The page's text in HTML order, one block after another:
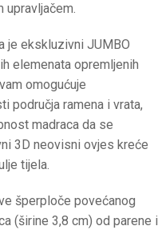
upravljačem.
je ekskluzivni JUMBO
elemenata opremljenih
omogućuje
područja ramena i vrata,
madraca da se
3D neovisni ovjes kreće
tijela.
šperploče povećanog
(širine 3,8 cm) od parene i